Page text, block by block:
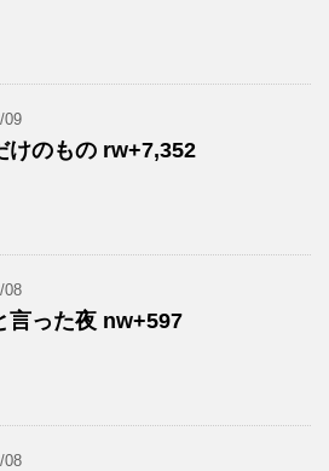
09
けのもの rw+7,352
08
言った夜 nw+597
08